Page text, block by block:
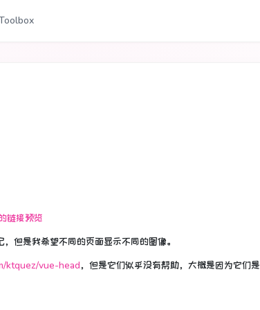
但是我希望不同的页面显示不同的图像。
ktquez/vue-head，但是它们似乎没有帮助，大概是因为它们是